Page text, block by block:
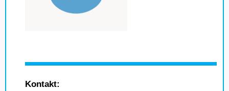
Kontakt: